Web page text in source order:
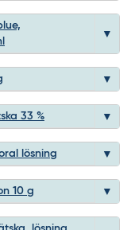
33 %
lösning
10 g